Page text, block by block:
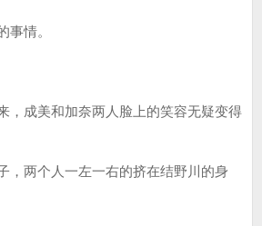
事情。
，成美和加奈两人脸上的笑容无疑变得
，两个人一左一右的挤在结野川的身